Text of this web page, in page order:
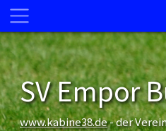
SV Empor
www.kabine38.de- der